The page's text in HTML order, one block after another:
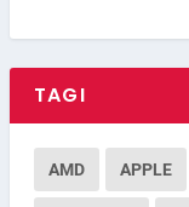
TAGI
AMD APPLE